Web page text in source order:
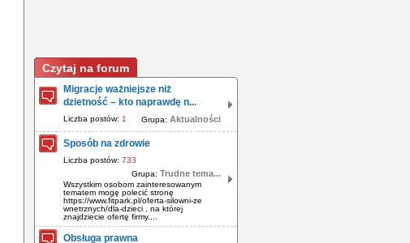
Czytaj na forum
Migracje ważniejsze niż
dzietność – kto naprawdę n...
Liczba postów: 1 Grupa: Aktualności
Sposób na zdrowie
Liczba postów: 733
Grupa: Trudne tema...
Wszystkim osobom zainteresowanym
tematem mogę polecić stronę
https://www.fitpark.pl/oferta-silowni-ze
wnetrznych/dla-dzieci , na której
znajdziecie ofertę firmy....
Obsługa prawna